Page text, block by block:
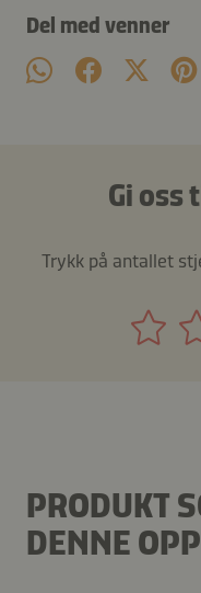
Del med venner
Gi oss
Trykk på antallet
PRODUKT
DENNE